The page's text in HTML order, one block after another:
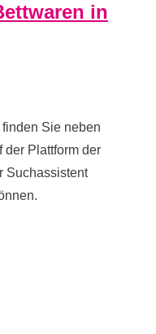
in
Sie neben
der Plattform der
Suchassistent